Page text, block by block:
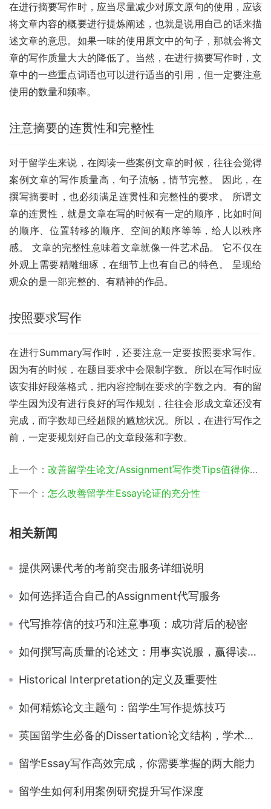
在进行摘要写作时，应当尽量减少对原文原句的使用，应该
将文章内容的概要进行提炼阐述，也就是说用自己的话来描
述文章的意思。如果一味的使用原文中的句子，那就会将文
章的写作质量大大的降低了。当然，在进行摘要写作时，文
章中的一些重点词语也可以进行适当的引用，但一定要注意
使用的数量和频率。
注意摘要的连贯性和完整性
对于留学生来说，在阅读一些案例文章的时候，往往会觉得
案例文章的写作质量高，句子流畅，情节完整。 因此，在
撰写摘要时，也必须满足连贯性和完整性的要求。 所谓文
章的连贯性，就是文章在写的时候有一定的顺序，比如时间
的顺序、位置转移的顺序、空间的顺序等等，给人以秩序
感。 文章的完整性意味着文章就像一件艺术品。 它不仅在
外观上需要精雕细琢，在细节上也有自己的特色。 呈现给
观众的是一部完整的、有精神的作品。
按照要求写作
在进行Summary写作时，还要注意一定要按照要求写作。
因为有的时候，在题目要求中会限制字数。所以在写作时应
该安排好段落格式，把内容控制在要求的字数之内。有的留
学生因为没有进行良好的写作规划，往往会形成文章还没有
完成，而字数却已经超限的尴尬状况。所以，在进行写作之
前，一定要规划好自己的文章段落和字数。
上一个： 改善留学生论文/Assignment写作类Tips值得你花时间阅读
下一个： 怎么改善留学生Essay论证的充分性
相关新闻
提供网课代考的考前突击服务详细说明
如何选择适合自己的Assignment代写服务
代写推荐信的技巧和注意事项：成功背后的秘密
如何撰写高质量的论述文：用事实说服，赢得读者心智
Historical Interpretation的定义及重要性
如何精炼论文主题句：留学生写作提炼技巧
英国留学生必备的Dissertation论文结构，学术论文写作结构篇
留学Essay写作高效完成，你需要掌握的两大能力
留学生如何利用案例研究提升写作深度